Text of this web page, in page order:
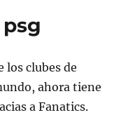
los clubes de
ahora tiene
a Fanatics.